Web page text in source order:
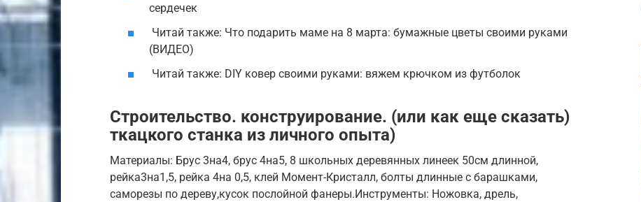
сердечек
Читай также: Что подарить маме на 8 марта: бумажные цветы своими руками
(ВИДЕО)
Читай также: DIY ковер своими руками: вяжем крючком из футболок
Строительство. конструирование. (или как еще сказать)
ткацкого станка из личного опыта)
Материалы: Брус 3на4, брус 4на5, 8 школьных деревянных линеек 50см длинной,
рейка3на1,5, рейка 4на 0,5, клей Момент-Кристалл, болты длинные с барашками,
саморезы по дереву,кусок послойной фанеры.Инструменты: Ножовка, дрель,